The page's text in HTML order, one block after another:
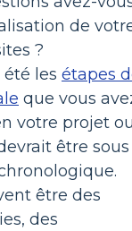
de
?
les étapes
que vous
votre projet
être sous
être des
des